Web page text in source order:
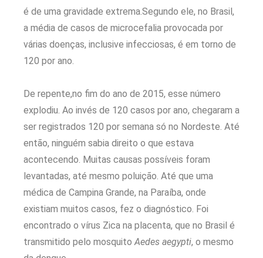
é de uma gravidade extrema.Segundo ele, no Brasil,
a média de casos de microcefalia provocada por
várias doenças, inclusive infecciosas, é em torno de
120 por ano.
De repente,no fim do ano de 2015, esse número
explodiu. Ao invés de 120 casos por ano, chegaram a
ser registrados 120 por semana só no Nordeste. Até
então, ninguém sabia direito o que estava
acontecendo. Muitas causas possíveis foram
levantadas, até mesmo poluição. Até que uma
médica de Campina Grande, na Paraíba, onde
existiam muitos casos, fez o diagnóstico. Foi
encontrado o vírus Zica na placenta, que no Brasil é
transmitido pelo mosquitoAedes aegypti, o mesmo